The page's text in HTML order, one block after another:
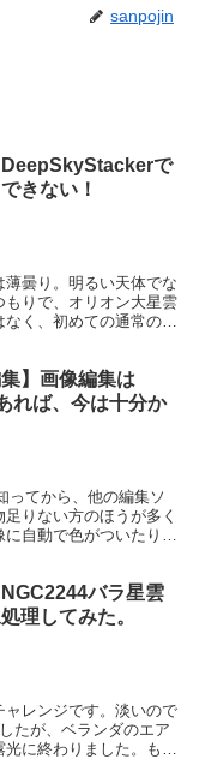
sanpojin
DeepSkyStackerで
きない！
曇り。明るい天体でな
りで、オリオン大星雲
く、初めての通常のコ
集】画像編集は
れば、今は十分か
ってから、他の編集ソ
りない方のほうが多く
自動で色がついたりす
NGC2244バラ星雲
理してみた。
レンジです。淡いので
たが、ベランダのエア
に終わりました。もっ